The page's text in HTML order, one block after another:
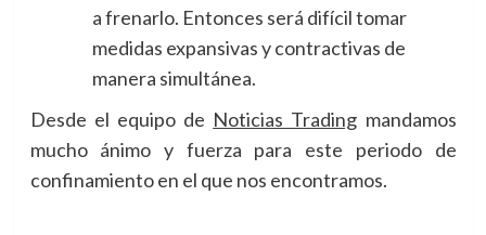
a frenarlo. Entonces será difícil tomar
medidas expansivas y contractivas de
manera simultánea.
Desde el equipo de Noticias Trading mandamos
mucho ánimo y fuerza para este periodo de
confinamiento en el que nos encontramos.